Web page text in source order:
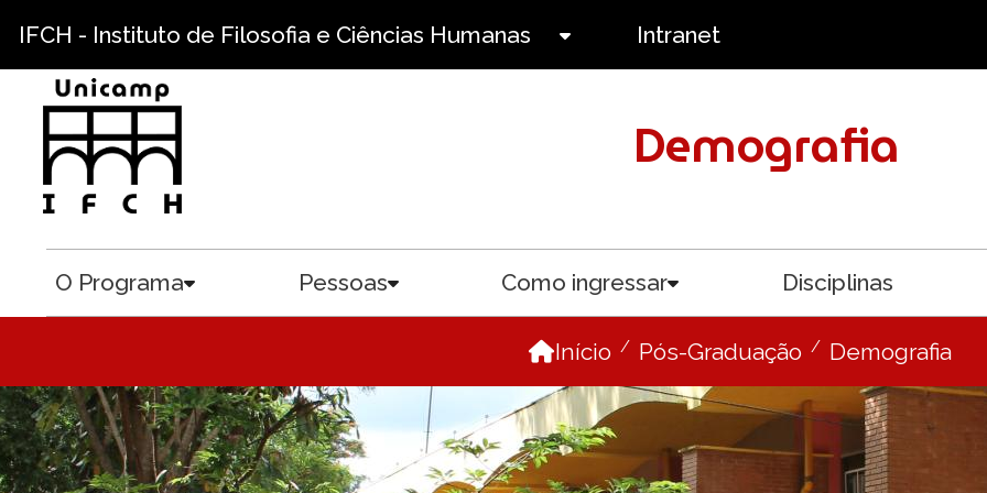
IFCH - Instituto de Filosofia e Ciências Humanas Intranet
Demografia
O Programa Pessoas Como ingressar Disciplinas
Início Pós-Graduação Demografia